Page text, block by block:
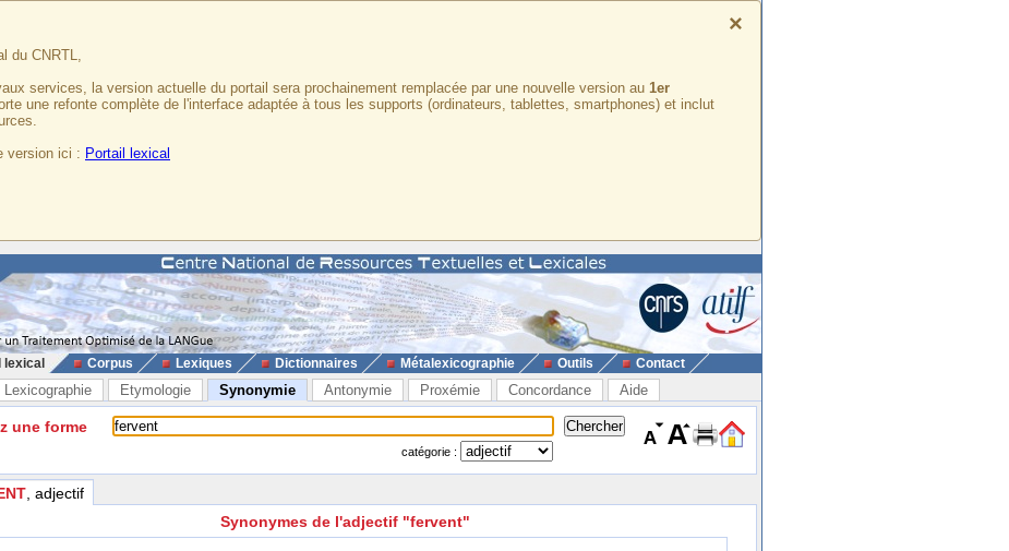
×
du CNRTL,
services, la version actuelle du portail sera prochainement remplacée par une nouvelle version au 1er
une refonte complète de l'interface adaptée à tous les supports (ordinateurs, tablettes, smartphones) et inclut
version ici : Portail lexical
lexical Corpus Lexiques Dictionnaires Métalexicographie Outils Contact
Lexicographie Etymologie Synonymie Antonymie Proxémie Concordance Aide
une forme
catégorie :
, adjectif
Synonymes de l'adjectif "fervent"